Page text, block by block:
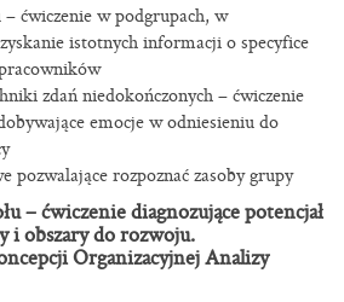
– ćwiczenie w podgrupach, w
istotnych informacji o specyfice
zdań niedokończonych – ćwiczenie
emocje w odniesieniu do
pozwalające rozpoznać zasoby grupy
– ćwiczenie diagnozujące potencjał
i obszary do rozwoju.
Organizacyjnej Analizy